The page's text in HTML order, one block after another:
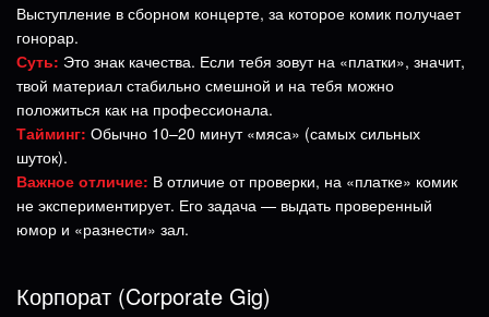
Выступление в сборном концерте, за которое комик получает
гонорар.
Суть: Это знак качества. Если тебя зовут на «платки», значит,
твой материал стабильно смешной и на тебя можно
положиться как на профессионала.
Тайминг: Обычно 10–20 минут «мяса» (самых сильных
шуток).
Важное отличие: В отличие от проверки, на «платке» комик
не экспериментирует. Его задача — выдать проверенный
юмор и «разнести» зал.
Корпорат (Corporate Gig)